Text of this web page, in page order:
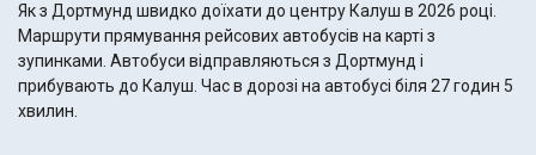
Як з Дортмунд швидко доїхати до центру Калуш в 2026 році.
Маршрути прямування рейсових автобусів на карті з
зупинками. Автобуси відправляються з Дортмунд і
прибувають до Калуш. Час в дорозі на автобусі біля 27 годин 5
хвилин.